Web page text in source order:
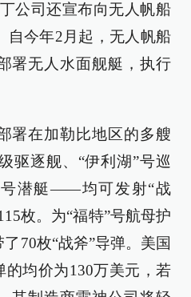
公司还宣布向无人帆船
自今年2月起，无人帆船
署无人水面舰艇，执行
署在加勒比地区的多艘
驱逐舰、“伊利湖”号巡
号潜艇——均可发射“战
枚。为“福特”号航母护
70枚“战斧”导弹。美国
的均价为130万美元，若